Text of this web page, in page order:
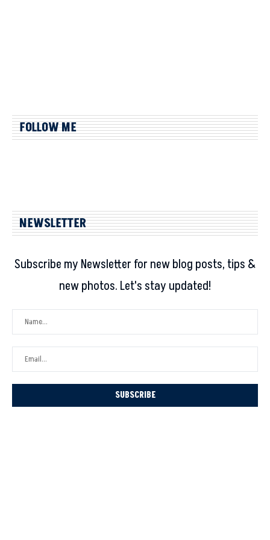
FOLLOW ME
NEWSLETTER
Subscribe my Newsletter for new blog posts, tips &
new photos. Let's stay updated!